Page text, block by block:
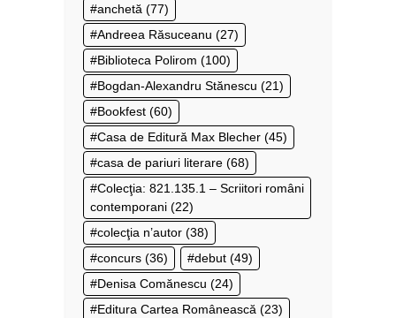
anchetă (77)
Andreea Răsuceanu (27)
Biblioteca Polirom (100)
Bogdan-Alexandru Stănescu (21)
Bookfest (60)
Casa de Editură Max Blecher (45)
casa de pariuri literare (68)
Colecţia: 821.135.1 – Scriitori români
contemporani (22)
colecţia n’autor (38)
concurs (36) debut (49)
Denisa Comănescu (24)
Editura Cartea Românească (23)